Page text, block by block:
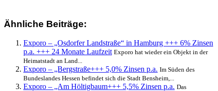
Ähnliche Beiträge:
Exporo – „Osdorfer Landstraße“ in Hamburg +++ 6% Zinsen
p.a. +++ 24 Monate Laufzeit Exporo hat wieder ein Objekt in der
Heimatstadt an Land...
Exporo – „Bergstraße+++ 5,0% Zinsen p.a. Im Süden des
Bundeslandes Hessen befindet sich die Stadt Bensheim,...
Exporo – „Am Höltigbaum+++ 5,5% Zinsen p.a. Das